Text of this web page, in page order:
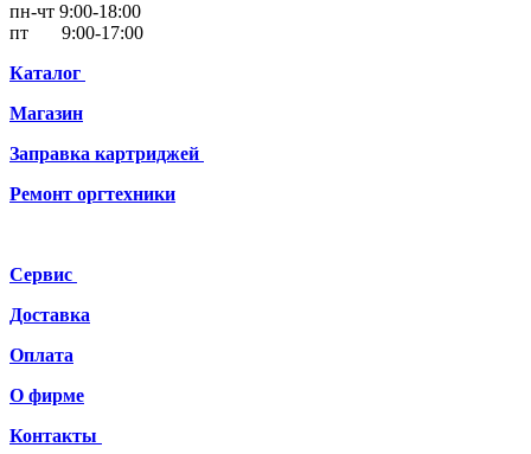
пн-чт 9:00-18:00
пт 9:00-17:00
Каталог
Магазин
Заправка картриджей
Ремонт оргтехники
Сервис
Доставка
Оплата
О фирме
Контакты